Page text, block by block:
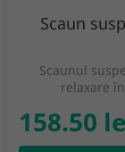
Scaun
Scaunul
relaxare
158.50